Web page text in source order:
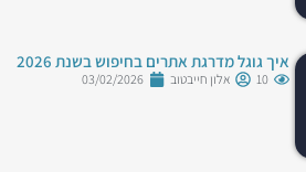
איך גוגל מדרגת אתרים בחיפוש בשנת 2026
10 אלון חייבטוב 03/02/2026